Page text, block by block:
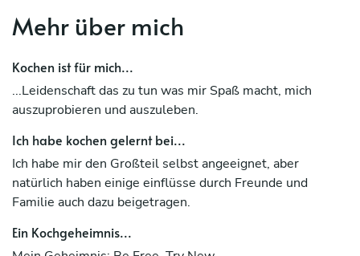
Die Kosten wären wie folgt : Einkauf für das gewünschte
persönliche Leistung 15€ pro Stunde ( einkauf und
Anfahrt inbegriffen) . Hier mal ein simples Beispiel -
Einkauf 20€ (20min) Anfahrt (20min) Kochen (60 min)
Aufwand 2 h insgesamt (2×15€)
Einkauf (20€) = 50 € insgesamt
Köpenick ein, jedoch nach Absprache auch ein paar Meter
Mehr über mich
Kochen ist für mich...
...Leidenschaft das zu tun was mir Spaß macht, mich
auszuprobieren und auszuleben.
Ich habe kochen gelernt bei...
Ich habe mir den Großteil selbst angeeignet, aber
natürlich haben einige einflüsse durch Freunde und
Familie auch dazu beigetragen.
Ein Kochgeheimnis...